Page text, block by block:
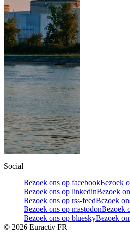
Social
Bezoek ons op facebookBezoek
Bezoek ons op linkedinBezoek
Bezoek ons op rss-feedBezoek
Bezoek ons op mastodonBezoek
Bezoek ons op blueskyBezoek
© 2026 Euractiv FR